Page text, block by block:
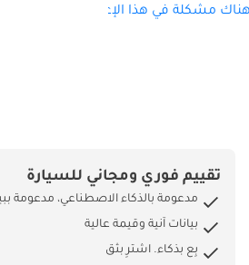
الإلكتروني: عنوان
مشكلة في هذا الإعلان؟
تقييم فوري ومجاني للسيارة
مدعومة بالذكاء الاصطناعي، مدعومة
بيانات آنية وقيمة عالية
بِع بذكاء. اشترِ بثق